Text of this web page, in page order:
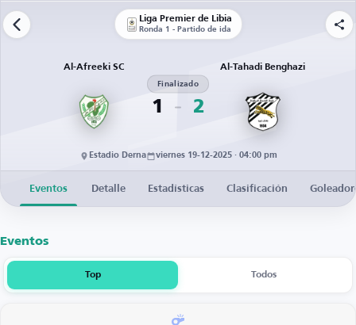
Liga Premier de Libia
Ronda 1 - Partido de ida
Al-Afreeki SC
1
Finalizado
2
Al-Tahadi Benghazi
Estadio Derna viernes 19-12-2025 · 04:00 pm
Eventos Detalle Estadísticas Clasificación
Eventos
Top Todos